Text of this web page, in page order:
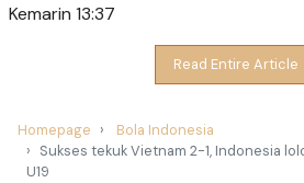
Kemarin 13:37
Read Entire Article
Homepage
Bola Indonesia
Sukses tekuk Vietnam 2-1, Indonesia
U19